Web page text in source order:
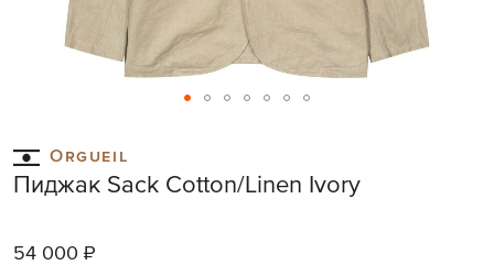
to
the
beginning
images
Orgueil
Пиджак Sack Cotton/Linen Ivory
54 000 ₽